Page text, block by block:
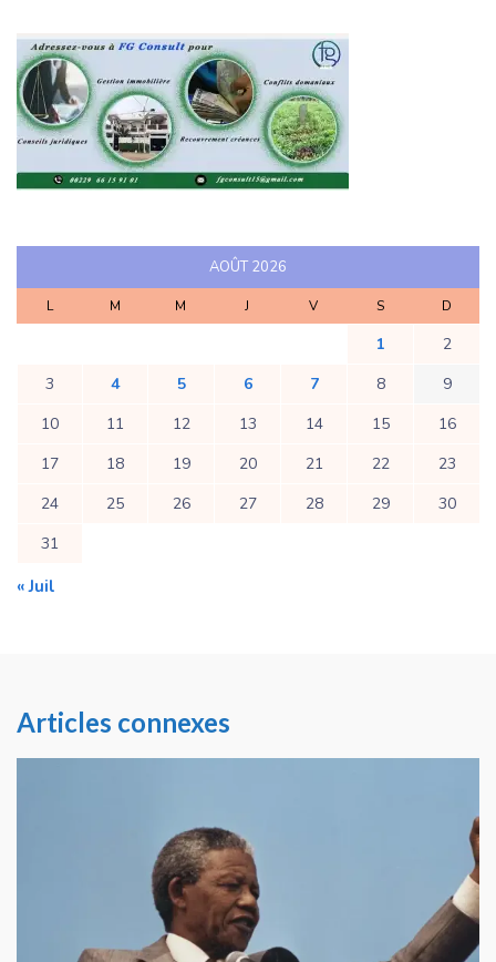
AOÛT 2026
L M M J V S D
1
2
3
4 5 6 7 8
9
10
11 12 13 14 15
16
17
18 19 20 21 22
23
24
25 26 27 28 29
30
31
« Juil
Articles connexes